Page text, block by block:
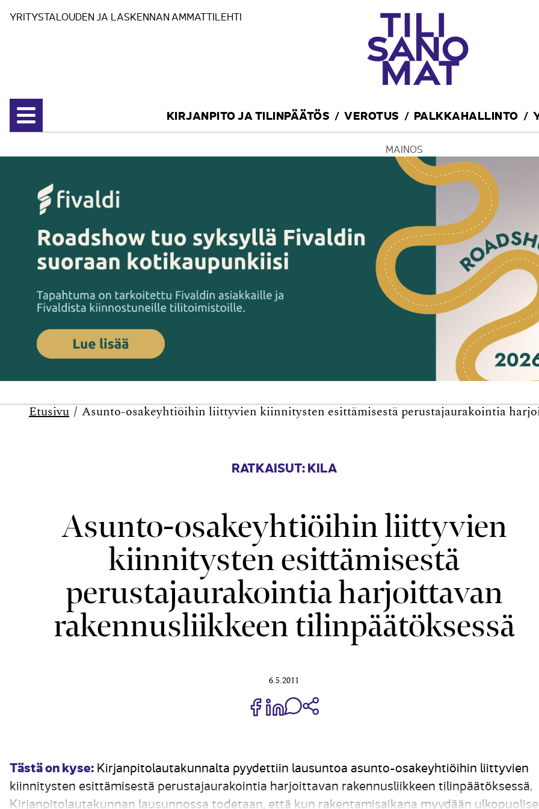
YRITYSTALOUDEN JA LASKENNAN AMMATTILEHTI
Avaa valikko
KIRJANPITO JA TILINPÄÄTÖS VEROTUS PALKKAHALLINTO
MAINOS
Etusivu Asunto-osakeyhtiöihin liittyvien kiinnitysten esittämisestä perustajaurakointia
RATKAISUT: KILA
Asunto-osakeyhtiöihin liittyvien
kiinnitysten esittämisestä
perustajaurakointia harjoittavan
rakennusliikkeen tilinpäätöksessä
6.5.2011
Jaa Share on Facebook
Jaa Share on LinkedIn
Jaa WhatsApp-viestinä
Tästä on kyse: Kirjanpitolautakunnalta pyydettiin lausuntoa asunto-osakeyhtiöihin liittyvien
kiinnitysten esittämisestä perustajaurakointia harjoittavan rakennusliikkeen tilinpäätöksessä.
Kirjanpitolautakunnan lausunnossa todetaan, että kun rakentamisaikana myydään